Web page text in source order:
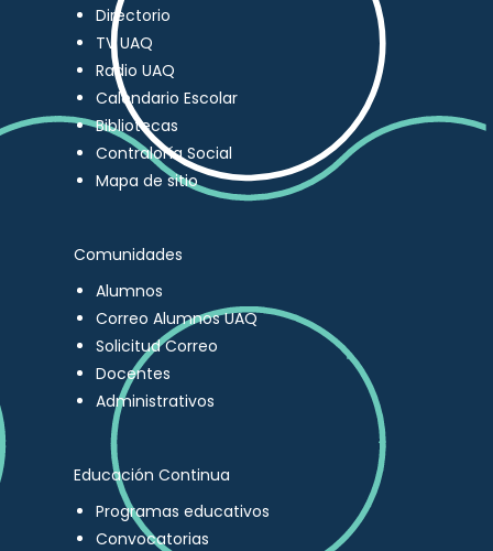
Directorio
TV UAQ
Radio UAQ
Calendario Escolar
Bibliotecas
Contraloría Social
Mapa de sitio
Comunidades
Alumnos
Correo Alumnos UAQ
Solicitud Correo
Docentes
Administrativos
Educación Continua
Programas educativos
Convocatorias